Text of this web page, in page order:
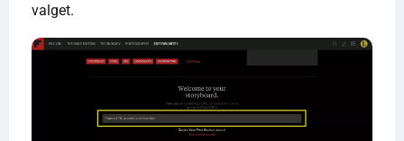
valget.